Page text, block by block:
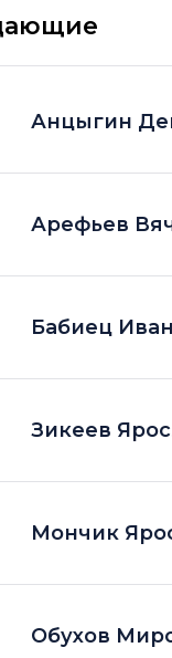
Анцыгин
Арефьев
Бабиец Иван
Зикеев
Мончик
Обухов